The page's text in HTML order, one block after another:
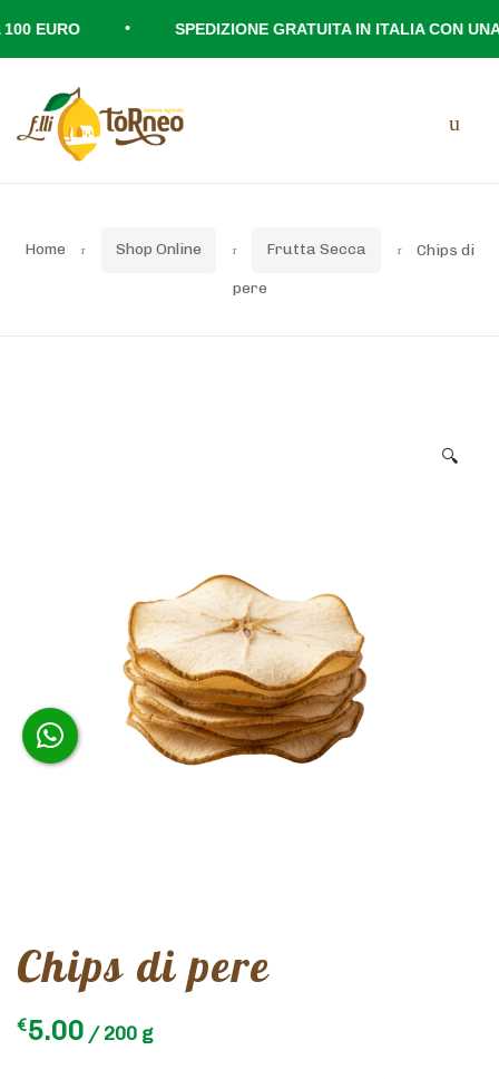
Skip
to
navigation
Skip
to
content
Home Shop Online Frutta Secca Chips di
pere
🔍
Chips di pere
€5.00 / 200 g
EURO SPEDIZIONE GRATUITA IN ITALIA CON UNA